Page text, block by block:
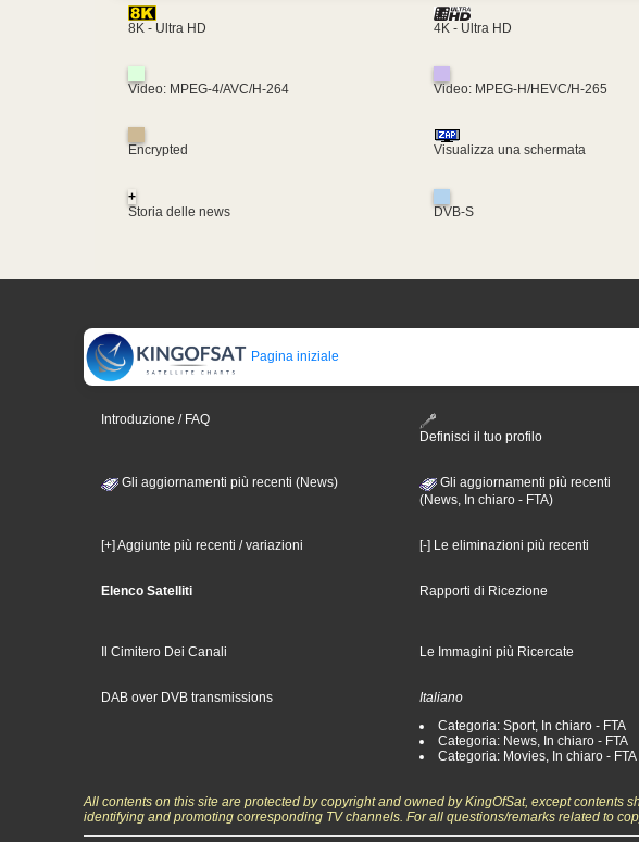
8K - Ultra HD 4K - Ultra HD
Video: MPEG-4/AVC/H-264 Video: MPEG-H/HEVC/H-265
Encrypted Visualizza una schermata
+
Storia delle news
DVB-S
Pagina iniziale
Introduzione / FAQ
Definisci il tuo profilo
Gli aggiornamenti più recenti (News)
Gli aggiornamenti più recenti
(News, In chiaro - FTA)
[+] Aggiunte più recenti / variazioni [-] Le eliminazioni più recenti
Elenco Satelliti Rapporti di Ricezione
Il Cimitero Dei Canali Le Immagini più Ricercate
DAB over DVB transmissions
Italiano
Categoria: Sport, In chiaro - FTA
Categoria: News, In chiaro - FTA
Categoria: Movies, In chiaro - FTA
All contents on this site are protected by copyright and owned by KingOfSat, except
identifying and promoting corresponding TV channels. For all questions/remarks related to